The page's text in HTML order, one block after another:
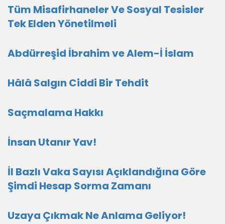
Tüm Misafirhaneler Ve Sosyal Tesisler
Tek Elden Yönetilmeli
Abdürreşid İbrahim ve Alem-İ İslam
Hâlâ Salgın Ciddi Bir Tehdit
Saçmalama Hakkı
İnsan Utanır Yav!
İl Bazlı Vaka Sayısı Açıklandığına Göre
Şimdi Hesap Sorma Zamanı
Uzaya Çıkmak Ne Anlama Geliyor!